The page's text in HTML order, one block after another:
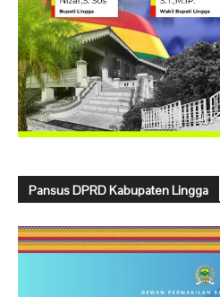
Pansus DPRD Kabupaten Lingga